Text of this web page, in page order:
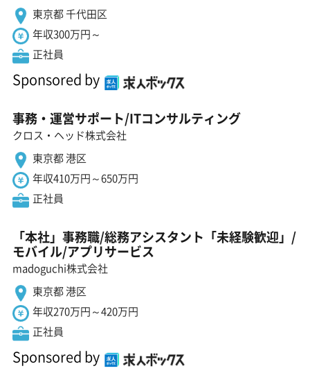
東京都 千代田区
年収300万円～
正社員
Sponsored by
事務・運営サポート/ITコンサルティング
クロス・ヘッド株式会社
東京都 港区
年収410万円～650万円
正社員
「本社」事務職/総務アシスタント「未経験歓迎」/
モバイル/アプリサービス
madoguchi株式会社
東京都 港区
年収270万円～420万円
正社員
Sponsored by